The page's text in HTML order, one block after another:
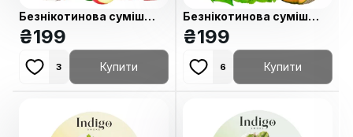
Безнікотинова суміш
Indigo Fruit Smoothie
(Фруктовий Смузі) 100 гр
₴199
3 Купити
Безнікотинова суміш
Indigo Pear Jam
(Грушевий джем) 100 гр
₴199
6 Купити